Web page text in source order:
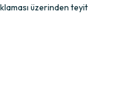
üzerinden teyit